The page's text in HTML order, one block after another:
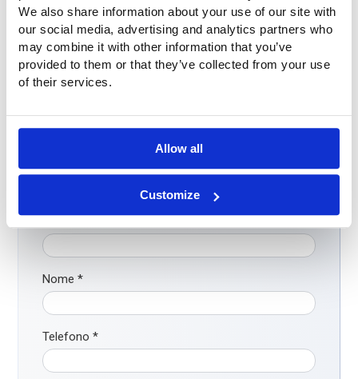
We also share information about your use of our site with
our social media, advertising and analytics partners who
may combine it with other information that you’ve
provided to them or that they’ve collected from your use
of their services.
Allow all
Customize
Domande?
+31 (0)316-250830. Ma è ancora più facile: compilate
direttamente il modulo di contatto qui sotto. Vi
contatteremo al più presto!
Nome*
Telefono*